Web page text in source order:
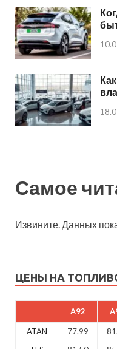
Самое
Извините. Данных
ЦЕНЫ НА
A92
ATAN 77.99